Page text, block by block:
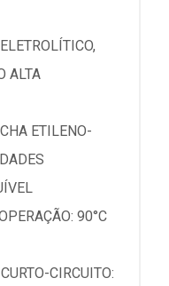
ALTA
ETILENO-
90°C
CIRCUITO: